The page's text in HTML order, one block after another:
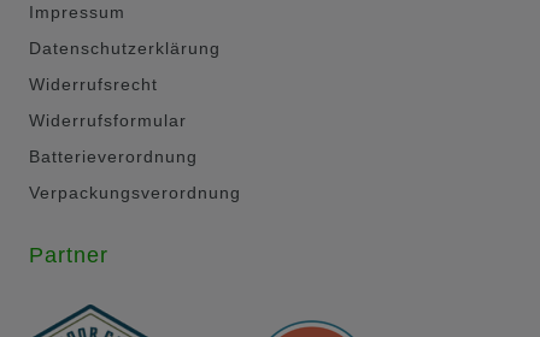
Impressum
Datenschutzerklärung
Widerrufsrecht
Widerrufsformular
Batterieverordnung
Verpackungsverordnung
Partner